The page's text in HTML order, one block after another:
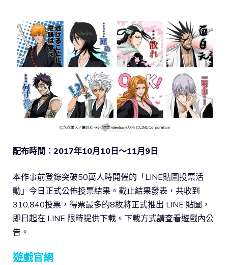
配布時間：2017年10月10日～11月9日
本作事前登錄突破50萬人時開催的「LINE貼圖投票活
動」今日正式公佈投票結果。截止結果發表，共收到
310,840投票，得票最多的8枚將正式推出 LINE 貼圖，
即日起在 LINE 限時提供下載。下載方式請查看遊戲內公
告。
遊戲官網